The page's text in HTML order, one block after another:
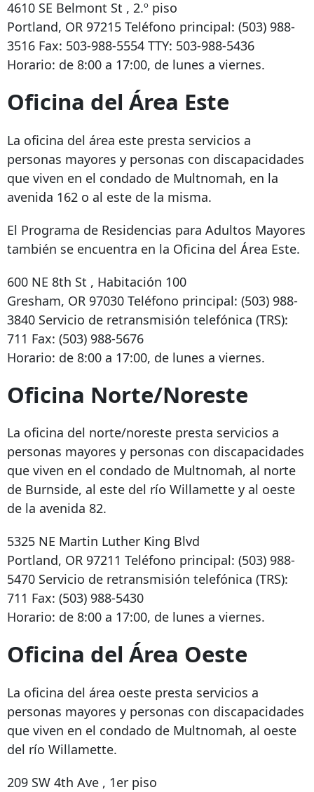
4610 SE Belmont St , 2.º piso
Portland, OR 97215 Teléfono principal: (503) 988-
3516 Fax: 503-988-5554 TTY: 503-988-5436
Horario: de 8:00 a 17:00, de lunes a viernes.
Oficina del Área Este
La oficina del área este presta servicios a
personas mayores y personas con discapacidades
que viven en el condado de Multnomah, en la
avenida 162 o al este de la misma.
El Programa de Residencias para Adultos Mayores
también se encuentra en la Oficina del Área Este.
600 NE 8th St , Habitación 100
Gresham, OR 97030 Teléfono principal: (503) 988-
3840 Servicio de retransmisión telefónica (TRS):
711 Fax: (503) 988-5676
Horario: de 8:00 a 17:00, de lunes a viernes.
Oficina Norte/Noreste
La oficina del norte/noreste presta servicios a
personas mayores y personas con discapacidades
que viven en el condado de Multnomah, al norte
de Burnside, al este del río Willamette y al oeste
de la avenida 82.
5325 NE Martin Luther King Blvd
Portland, OR 97211 Teléfono principal: (503) 988-
5470 Servicio de retransmisión telefónica (TRS):
711 Fax: (503) 988-5430
Horario: de 8:00 a 17:00, de lunes a viernes.
Oficina del Área Oeste
La oficina del área oeste presta servicios a
personas mayores y personas con discapacidades
que viven en el condado de Multnomah, al oeste
del río Willamette.
209 SW 4th Ave , 1er piso